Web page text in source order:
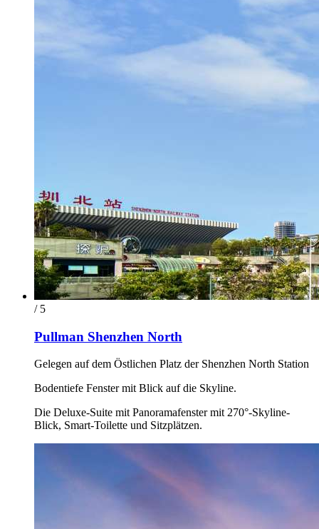
/ 5
Pullman Shenzhen North
Gelegen auf dem Östlichen Platz der Shenzhen North Station
Bodentiefe Fenster mit Blick auf die Skyline.
Die Deluxe-Suite mit Panoramafenster mit 270°-Skyline-
Blick, Smart-Toilette und Sitzplätzen.